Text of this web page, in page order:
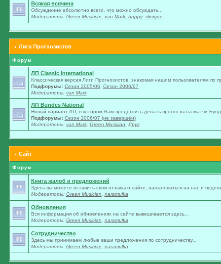
Всякая всячина
Обсуждение абсолютно всего, что можно обсуждать...
Модераторы: Green Musician van Mark, happy_clinique
Лига Прогнозистов
Форум
ЛП Classic International
Классическая версия Лиги Прогнозистов, знакомая нашим пользователям по
Подфорумы: Сезон 2005/06
Сезон 2006/07
Модераторы: van Mark
ЛП Bundes National
Новый вариант ЛП, в котором Вам предстоить делать прогнозы на матчи
Подфорумы: Сезон 2006/07 (не завершён)
Модераторы: van Mark, Green Musician Друг
Сайт
Форум
Книга жалоб и предложений
Здесь вы можете оставить свои отзывы о сайте, нажаловаться на нас и
Модераторы: Green Musician naramulka
Обновления
Вся информация об обновлениях на сайте вывешивается здесь...
Модераторы: Green Musician naramulka
Сотрудничество
Здесь мы принимаем любые ваши предложения по сотрудничеству...
Модераторы: Green Musician naramulka